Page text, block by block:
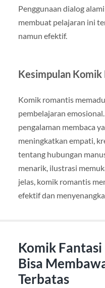
Penggunaan dialog
membuat pelajaran ini
namun efektif.
Kesimpulan Komik
Komik romantis
pembelajaran
pengalaman membaca
meningkatkan empati,
tentang hubungan
menarik, ilustrasi
jelas, komik romantis
efektif dan
Komik
Bisa
Terbatas